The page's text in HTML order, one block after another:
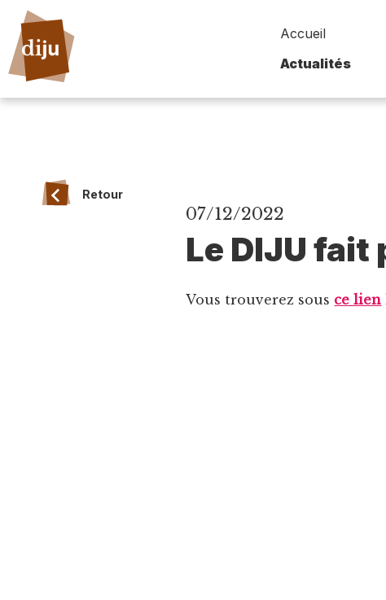
Accueil
Actualités
Retour
07/12/2022
Le DIJU fait
Vous trouverez sous ce lien